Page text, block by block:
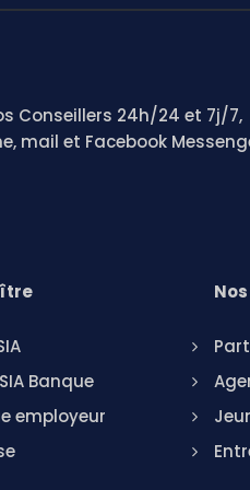
Conseillers 24h/24 et 7j/7,
mail et Facebook
Banque
employeur